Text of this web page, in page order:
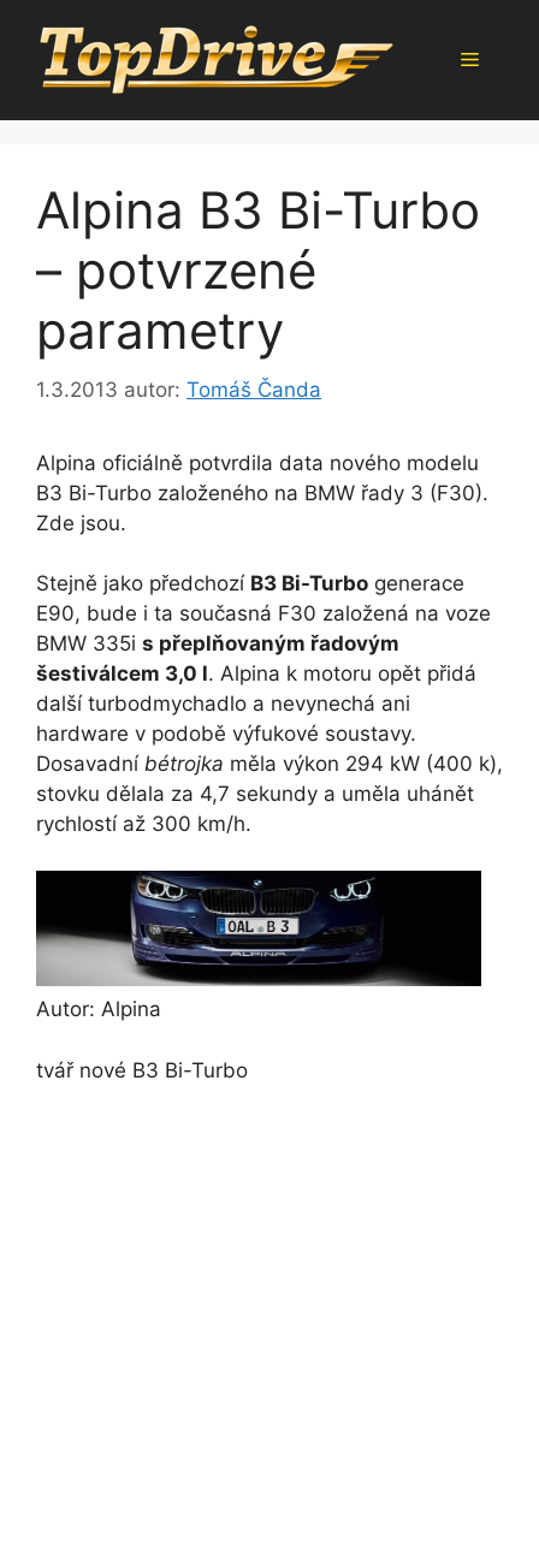
obsah
Menu
Alpina B3 Bi-Turbo
– potvrzené
parametry
1.3.2013 autor: Tomáš Čanda
Alpina oficiálně potvrdila data nového modelu
B3 Bi-Turbo založeného na BMW řady 3 (F30).
Zde jsou.
Stejně jako předchozí B3 Bi-Turbo generace
E90, bude i ta současná F30 založená na voze
BMW 335i s přeplňovaným řadovým
šestiválcem 3,0 l. Alpina k motoru opět přidá
další turbodmychadlo a nevynechá ani
hardware v podobě výfukové soustavy.
Dosavadní bétrojka měla výkon 294 kW (400 k),
stovku dělala za 4,7 sekundy a uměla uhánět
rychlostí až 300 km/h.
Autor: Alpina
tvář nové B3 Bi-Turbo